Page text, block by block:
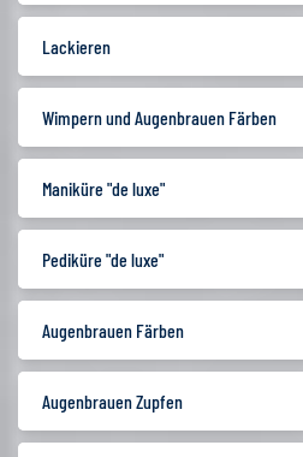
Lackieren
Wimpern und Augenbrauen Färben
Maniküre "de luxe"
Pediküre "de luxe"
Augenbrauen Färben
Augenbrauen Zupfen